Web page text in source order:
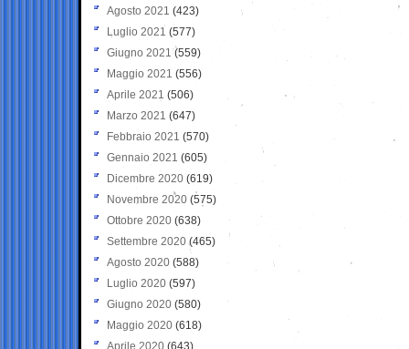
Agosto 2021 (423)
Luglio 2021 (577)
Giugno 2021(559)
Maggio 2021 (556)
Aprile 2021 (506)
Marzo 2021 (647)
Febbraio 2021 (570)
Gennaio 2021 (605)
Dicembre 2020 (619)
Novembre 2020 (575)
Ottobre 2020 (638)
Settembre 2020(465)
Agosto 2020 (588)
Luglio 2020 (597)
Giugno 2020 (580)
Maggio 2020 (618)
Aprile 2020 (643)